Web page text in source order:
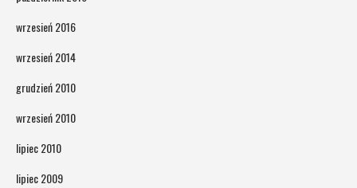
wrzesień 2016
wrzesień 2014
grudzień 2010
wrzesień 2010
lipiec 2010
lipiec 2009